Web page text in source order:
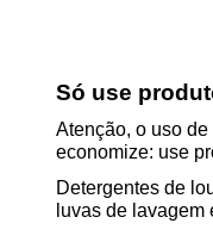
Só use
Atenção, o uso
economize: use
Detergentes de
luvas de